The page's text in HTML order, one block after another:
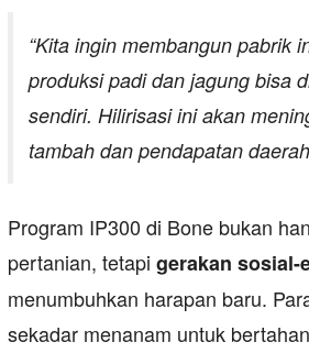
“Kita ingin membangun pabrik
produksi padi dan jagung bisa
sendiri. Hilirisasi ini akan
tambah dan pendapatan
Program IP300 di Bone bukan
pertanian, tetapi gerakan sosial-
menumbuhkan harapan baru.
sekadar menanam untuk